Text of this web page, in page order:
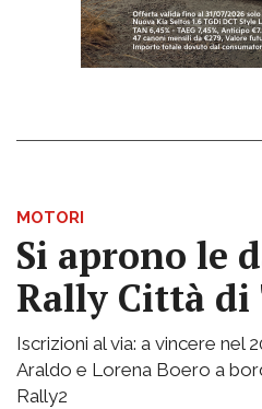
MOTORI
Si aprono le
Rally Città di
Iscrizioni al via: a vincere nel
Araldo e Lorena Boero a
Rally2